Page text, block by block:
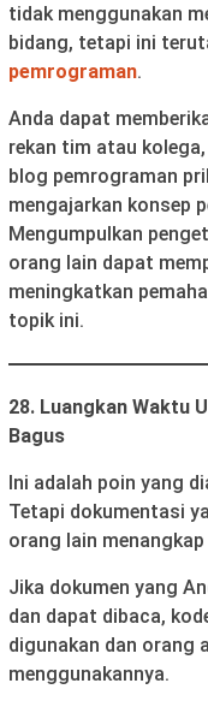
tidak menggunakan
bidang, tetapi ini
pemrograman.
Anda dapat
rekan tim atau
blog pemrograman
mengajarkan konsep
Mengumpulkan
orang lain dapat
meningkatkan
topik ini.
28. Luangkan Waktu
Bagus
Ini adalah poin yang
Tetapi dokumentasi
orang lain
Jika dokumen yang
dan dapat dibaca,
digunakan dan orang
menggunakannya.